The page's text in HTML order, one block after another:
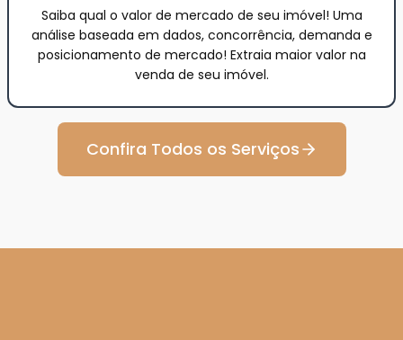
Saiba qual o valor de mercado de seu imóvel! Uma
análise baseada em dados, concorrência, demanda e
posicionamento de mercado! Extraia maior valor na
venda de seu imóvel.
Confira Todos os Serviços